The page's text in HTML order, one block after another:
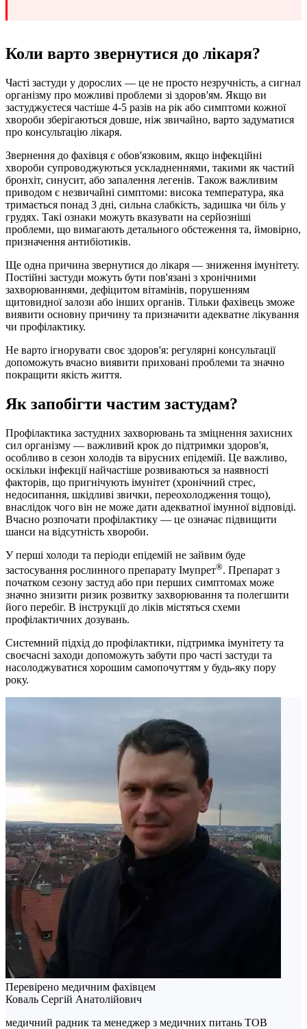
Коли варто звернутися до лікаря?
Часті застуди у дорослих — це не просто незручність, а сигнал
організму про можливі проблеми зі здоров'ям. Якщо ви
застуджуєтеся частіше 4-5 разів на рік або симптоми кожної
хвороби зберігаються довше, ніж звичайно, варто задуматися
про консультацію лікаря.
Звернення до фахівця є обов'язковим, якщо інфекційні
хвороби супроводжуються ускладненнями, такими як частий
бронхіт, синусит, або запалення легенів. Також важливим
приводом є незвичайні симптоми: висока температура, яка
тримається понад 3 дні, сильна слабкість, задишка чи біль у
грудях. Такі ознаки можуть вказувати на серйозніші
проблеми, що вимагають детального обстеження та, ймовірно,
призначення антибіотиків.
Ще одна причина звернутися до лікаря — зниження імунітету.
Постійні застуди можуть бути пов'язані з хронічними
захворюваннями, дефіцитом вітамінів, порушенням
щитовидної залози або інших органів. Тільки фахівець зможе
виявити основну причину та призначити адекватне лікування
чи профілактику.
Не варто ігнорувати своє здоров'я: регулярні консультації
допоможуть вчасно виявити приховані проблеми та значно
покращити якість життя.
Як запобігти частим застудам?
Профілактика застудних захворювань та зміцнення захисних
сил організму — важливий крок до підтримки здоров'я,
особливо в сезон холодів та вірусних епідемій. Це важливо,
оскільки інфекції найчастіше розвиваються за наявності
факторів, що пригнічують імунітет (хронічний стрес,
недосипання, шкідливі звички, переохолодження тощо),
внаслідок чого він не може дати адекватної імунної відповіді.
Вчасно розпочати профілактику — це означає підвищити
шанси на відсутність хвороби.
У перші холоди та періоди епідемій не зайвим буде
застосування рослинного препарату Імупрет®. Препарат з
початком сезону застуд або при перших симптомах може
значно знизити ризик розвитку захворювання та полегшити
його перебіг. В інструкції до ліків містяться схеми
профілактичних дозувань.
Системний підхід до профілактики, підтримка імунітету та
своєчасні заходи допоможуть забути про часті застуди та
насолоджуватися хорошим самопочуттям у будь-яку пору
року.
Перевірено медичним фахівцем
Коваль Сергій Анатолійович
медичний радник та менеджер з медичних питань ТОВ